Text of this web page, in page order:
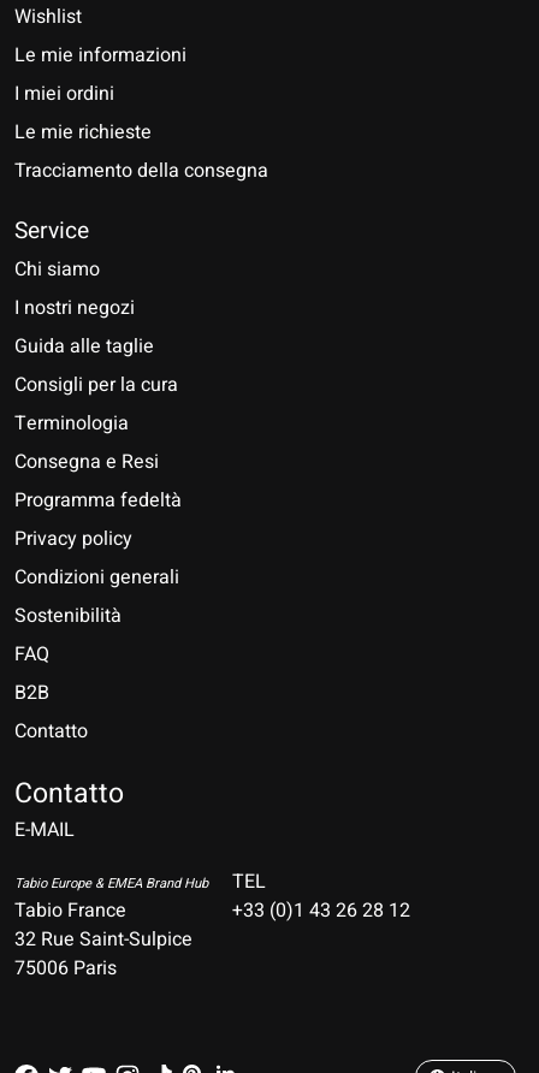
Wishlist
Le mie informazioni
I miei ordini
Le mie richieste
Tracciamento della consegna
Service
Chi siamo
I nostri negozi
Guida alle taglie
Consigli per la cura
Terminologia
Consegna e Resi
Programma fedeltà
Privacy policy
Condizioni generali
Sostenibilità
FAQ
B2B
Contatto
Contatto
E-MAIL
Tabio Europe & EMEA Brand Hub
Tabio France
32 Rue Saint-Sulpice
75006 Paris
TEL
+33 (0)1 43 26 28 12
Español